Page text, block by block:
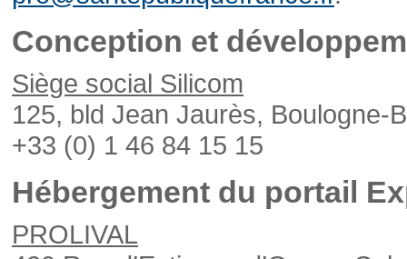
Conception et
Siège social Silicom
125, bld Jean Jaurès, Boulogne-
+33 (0) 1 46 84 15 15
Hébergement du portail
PROLIVAL